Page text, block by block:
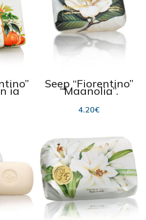
ja
Seep “Fiorentino”
“Magnolia”,
(magnoolia
lõhnaga) 200 g
4.20€